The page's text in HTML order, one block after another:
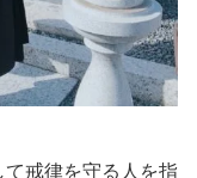
て戒律を守る人を指